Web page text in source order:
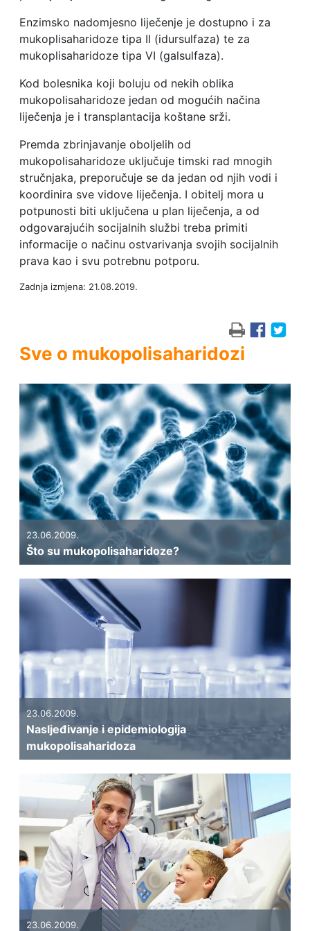
Enzimsko nadomjesno liječenje je dostupno i za
mukoplisaharidoze tipa II (idursulfaza) te za
mukoplisaharidoze tipa VI (galsulfaza).
Kod bolesnika koji boluju od nekih oblika
mukopolisaharidoze jedan od mogućih načina
liječenja je i transplantacija koštane srži.
Premda zbrinjavanje oboljelih od
mukopolisaharidoze uključuje timski rad mnogih
stručnjaka, preporučuje se da jedan od njih vodi i
koordinira sve vidove liječenja. I obitelj mora u
potpunosti biti uključena u plan liječenja, a od
odgovarajućih socijalnih službi treba primiti
informacije o načinu ostvarivanja svojih socijalnih
prava kao i svu potrebnu potporu.
Zadnja izmjena: 21.08.2019.
Sve o mukopolisaharidozi
23.06.2009.
Što su mukopolisaharidoze?
23.06.2009.
Nasljeđivanje i epidemiologija
mukopolisaharidoza
23.06.2009.